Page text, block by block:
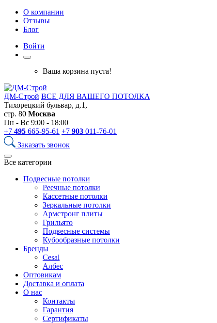
О компании
Отзывы
Блог
Войти
Ваша корзина пуста!
ДМ-Строй ВСЕ ДЛЯ ВАШЕГО ПОТОЛКА
Тихорецкий бульвар, д.1,
стр. 80 Москва
Пн - Вс 9:00 - 18:00
+7 495 665-95-61 +7 903 011-76-01
Заказать звонок
Все категории
Подвесные потолки
Реечные потолки
Кассетные потолки
Зеркальные потолки
Армстронг плиты
Грильято
Подвесные системы
Кубообразные потолки
Бренды
Cesal
Албес
Оптовикам
Доставка и оплата
О нас
Контакты
Гарантия
Сертификаты